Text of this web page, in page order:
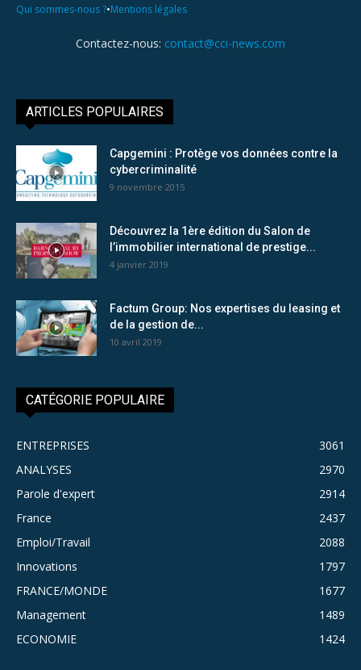
Qui sommes-nous ?•Mentions légales
Contactez-nous: contact@cci-news.com
ARTICLES POPULAIRES
Capgemini : Protège vos données contre la
cybercriminalité
9 novembre 2015
Découvrez la 1ère édition du Salon de
l’immobilier international de prestige...
4 janvier 2019
Factum Group: Nos expertises du leasing et
de la gestion de...
10 avril 2019
CATÉGORIE POPULAIRE
ENTREPRISES
3061
ANALYSES
2970
Parole d'expert
2914
France
2437
Emploi/Travail
2088
Innovations
1797
FRANCE/MONDE
1677
Management
1489
ECONOMIE
1424